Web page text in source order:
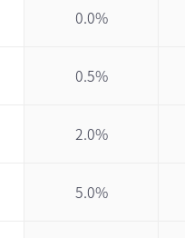
0.0%
0.5%
2.0%
5.0%